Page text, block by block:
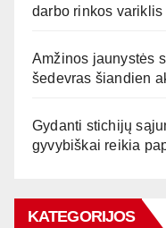
darbo rinkos
Amžinos jaunystės
šedevras šiandien
Gydanti stichijų
gyvybiškai reikia
KATEGORIJOS